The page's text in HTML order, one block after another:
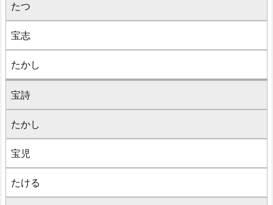
たつ
宝志
たかし
宝詩
たかし
宝児
たける